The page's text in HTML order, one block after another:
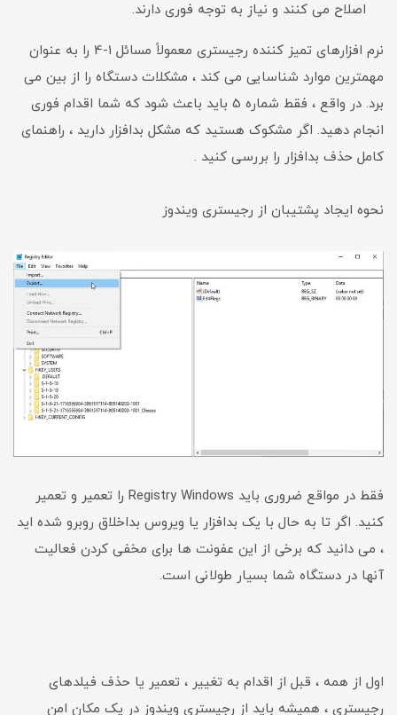
اصلاح می کنند و نیاز به توجه فوری دارند.
نرم افزارهای تمیز کننده رجیستری معمولاً مسائل 1-4 را به عنوان
مهمترین موارد شناسایی می کند ، مشکلات دستگاه را از بین می
برد. در واقع ، فقط شماره 5 باید باعث شود که شما اقدام فوری
انجام دهید. اگر مشکوک هستید که مشکل بدافزار دارید ، راهنمای
کامل حذف بدافزار را بررسی کنید .
نحوه ایجاد پشتیبان از رجیستری ویندوز
فقط در مواقع ضروری باید Registry Windows را تعمیر و تعمیر
کنید. اگر تا به حال با یک بدافزار یا ویروس بداخلاق روبرو شده اید
، می دانید که برخی از این عفونت ها برای مخفی کردن فعالیت
آنها در دستگاه شما بسیار طولانی است.
اول از همه ، قبل از اقدام به تغییر ، تعمیر یا حذف فیلدهای
رجیستری ، همیشه باید از رجیستری ویندوز در یک مکان امن